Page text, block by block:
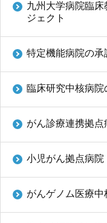
九州大学病院臨
ジェクト
特定機能病院の承
臨床研究中核病院
がん診療連携拠点
小児がん拠点病院
がんゲノム医療中